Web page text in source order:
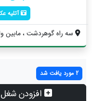
آتلیه
سه راه گوهردشت ، مابین ولیعصر 5
2 مورد یافت شد
افزودن